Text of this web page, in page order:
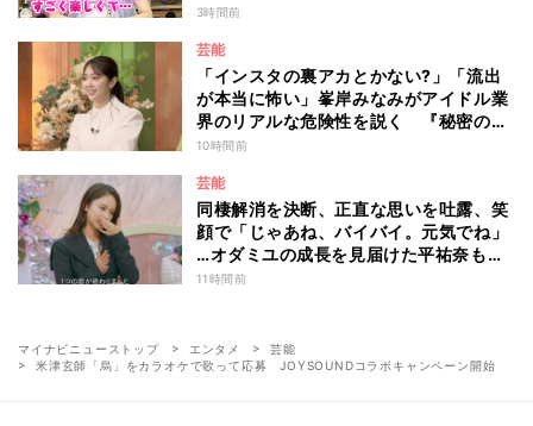
3時間前
芸能
「インスタの裏アカとかない?」「流出
が本当に怖い」峯岸みなみがアイドル業
界のリアルな危険性を説く 『秘密のマ
マ園』特別編
10時間前
芸能
同棲解消を決断、正直な思いを吐露、笑
顔で「じゃあね、バイバイ。元気でね」
…オダミユの成長を見届けた平祐奈も思
わず涙 『ガールオアレディ3』
11時間前
マイナビニューストップ エンタメ
芸能
米津玄師「烏」をカラオケで歌って応募 JOYSOUNDコラボキャンペーン開始